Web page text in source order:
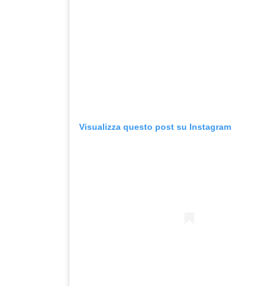
Visualizza questo post su Instagram